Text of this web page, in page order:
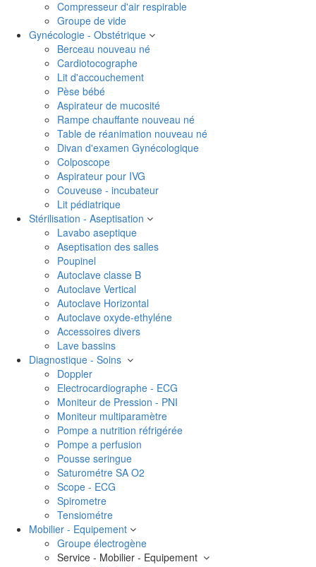
Compresseur d'air respirable
Groupe de vide
Gynécologie - Obstétrique
Berceau nouveau né
Cardiotocographe
Lit d'accouchement
Pèse bébé
Aspirateur de mucosité
Rampe chauffante nouveau né
Table de réanimation nouveau né
Divan d'examen Gynécologique
Colposcope
Aspirateur pour IVG
Couveuse - incubateur
Lit pédiatrique
Stérilisation - Aseptisation
Lavabo aseptique
Aseptisation des salles
Poupinel
Autoclave classe B
Autoclave Vertical
Autoclave Horizontal
Autoclave oxyde-ethyléne
Accessoires divers
Lave bassins
Diagnostique - Soins
Doppler
Electrocardiographe - ECG
Moniteur de Pression - PNI
Moniteur multiparamètre
Pompe a nutrition réfrigérée
Pompe a perfusion
Pousse seringue
Saturométre SA O2
Scope - ECG
Spirometre
Tensiométre
Mobilier - Equipement
Groupe électrogène
Service - Mobilier - Equipement